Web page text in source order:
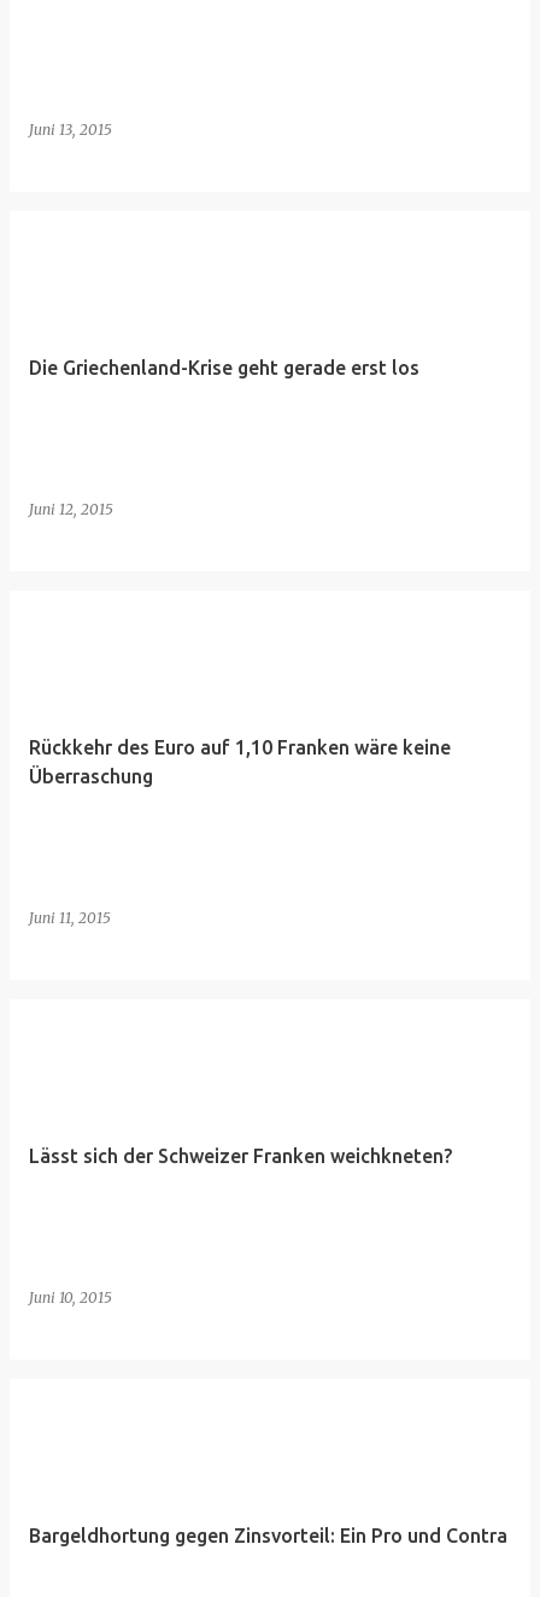
Juni 13, 2015
Die Griechenland-Krise geht gerade erst los
Juni 12, 2015
Rückkehr des Euro auf 1,10 Franken wäre keine
Überraschung
Juni 11, 2015
Lässt sich der Schweizer Franken weichkneten?
Juni 10, 2015
Bargeldhortung gegen Zinsvorteil: Ein Pro und Contra